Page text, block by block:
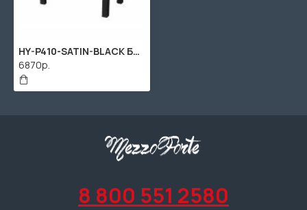
HY-P410-SATIN-BLACK Банкетка, матовый черный, искусственная кожа, Rin
6870р.
8 800 551 2580